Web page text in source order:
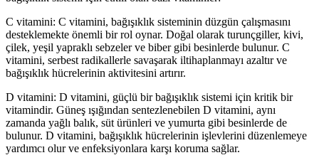
C vitamini: C vitamini, bağışıklık sisteminin düzgün çalışmasını
desteklemekte önemli bir rol oynar. Doğal olarak turunçgiller, kivi,
çilek, yeşil yapraklı sebzeler ve biber gibi besinlerde bulunur. C
vitamini, serbest radikallerle savaşarak iltihaplanmayı azaltır ve
bağışıklık hücrelerinin aktivitesini artırır.
D vitamini: D vitamini, güçlü bir bağışıklık sistemi için kritik bir
vitamindir. Güneş ışığından sentezlenebilen D vitamini, aynı
zamanda yağlı balık, süt ürünleri ve yumurta gibi besinlerde de
bulunur. D vitamini, bağışıklık hücrelerinin işlevlerini düzenlemeye
yardımcı olur ve enfeksiyonlara karşı koruma sağlar.